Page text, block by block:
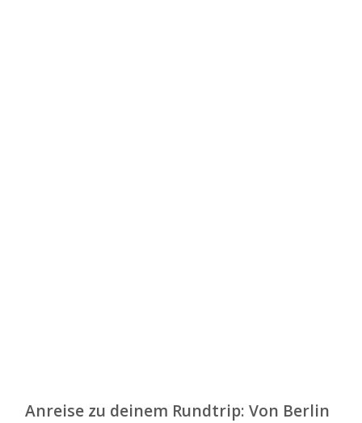
Anreise zu deinem Rundtrip: Von Berlin